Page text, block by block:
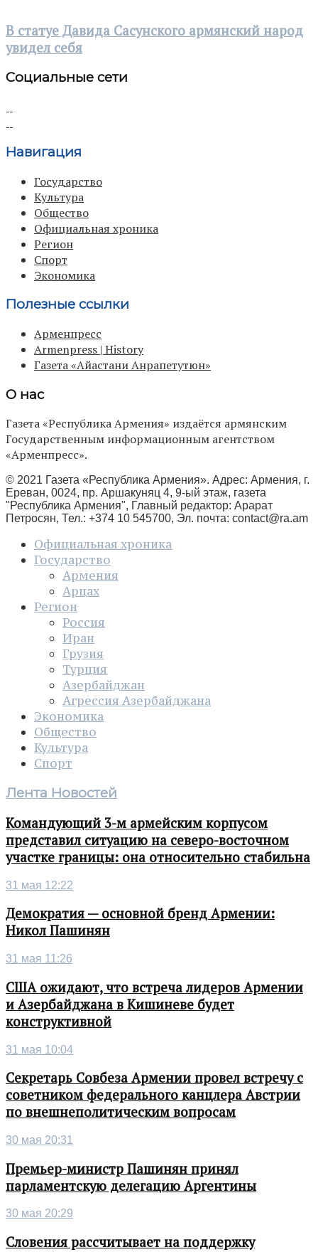
В статуе Давида Сасунского армянский народ
увидел себя
Социальные сети
Навигация
Государство
Культура
Общество
Официальная хроника
Регион
Спорт
Экономика
Полезные ссылки
Арменпресс
Armenpress | History
Газета «Айастани Анрапетутюн»
О нас
Газета «Республика Армения» издаётся армянским
Государственным информационным агентством
«Арменпресс».
© 2021 Газета «Республика Армения». Адрес: Армения, г.
Ереван, 0024, пр. Аршакуняц 4, 9-ый этаж, газета
"Республика Армения", Главный редактор: Арарат
Петросян, Тел.: +374 10 545700, Эл. почта: contact@ra.am
Официальная хроника
Государство
Армения
Арцах
Регион
Россия
Иран
Грузия
Турция
Азербайджан
Агрессия Азербайджана
Экономика
Общество
Культура
Спорт
Лента Новостей
Командующий 3-м армейским корпусом
представил ситуацию на северо-восточном
участке границы: она относительно стабильна
31 мая 12:22
Демократия — основной бренд Армении:
Никол Пашинян
31 мая 11:26
США ожидают, что встреча лидеров Армении
и Азербайджана в Кишиневе будет
конструктивной
31 мая 10:04
Секретарь Совбеза Армении провел встречу с
советником федерального канцлера Австрии
по внешнеполитическим вопросам
30 мая 20:31
Премьер-министр Пашинян принял
парламентскую делегацию Аргентины
30 мая 20:29
Словения рассчитывает на поддержку